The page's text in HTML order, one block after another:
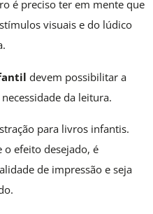
é preciso ter em mente que
visuais e do lúdico
devem possibilitar a
da leitura.
para livros infantis.
o efeito desejado, é
de impressão e seja